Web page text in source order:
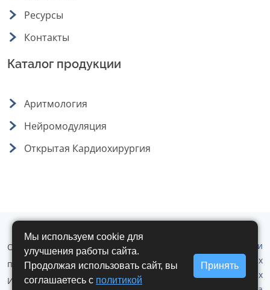
Ресурсы
Контакты
Каталог продукции
Аритмология
Нейромодуляция
Открытая Кардиохирургия
ООО "Аритмомед" © 2019 - 2026 г. Все
права защищены.
Использование любых материалов
Политика обработки
персональных
данных
Мы используем cookie для
улучшения работы сайта.
Продолжая использовать сайт, вы
соглашаетесь с политикой
Принять